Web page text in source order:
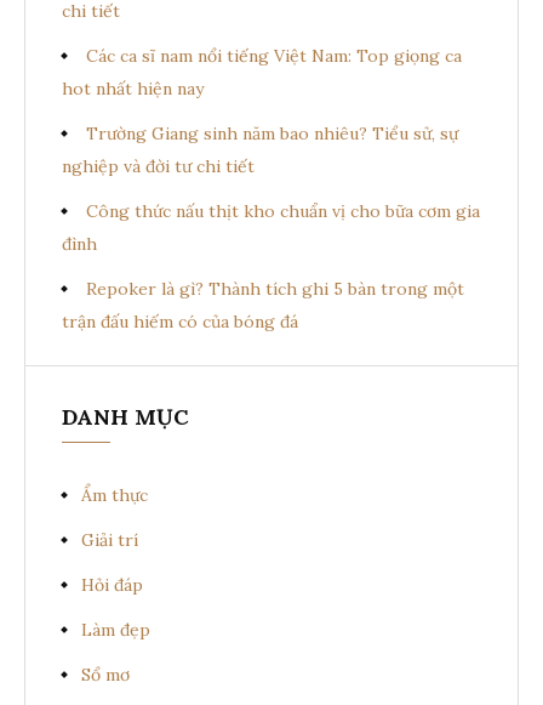
:chi tiết
Các ca sĩ nam nổi tiếng Việt Nam: Top giọng ca
hot nhất hiện nay
Trường Giang sinh năm bao nhiêu? Tiểu sử, sự
nghiệp và đời tư chi tiết
Công thức nấu thịt kho chuẩn vị cho bữa cơm gia
đình
Repoker là gì? Thành tích ghi 5 bàn trong một
trận đấu hiếm có của bóng đá
DANH MỤC
Ẩm thực
Giải trí
Hỏi đáp
Làm đẹp
Sổ mơ